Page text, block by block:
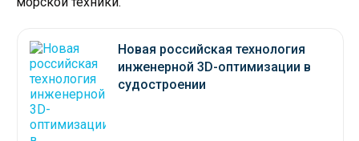
Новая российская технология
инженерной 3D-оптимизации в
судостроении